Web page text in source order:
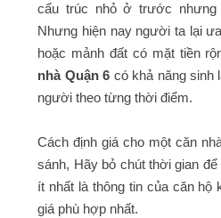
cấu trúc nhỏ ở trước nhưng
Nhưng hiện nay người ta lại
hoặc mảnh đất có mặt tiền
nhà Quận 6 có khả năng sinh
người theo từng thời điểm.
Cách định giá cho một căn
sánh, Hãy bỏ chút thời gian
ít nhất là thông tin của căn hộ
giá phù hợp nhất.